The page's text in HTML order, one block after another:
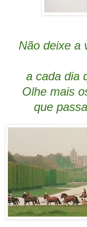
Não deixe a
a cada dia
Olhe mais
que